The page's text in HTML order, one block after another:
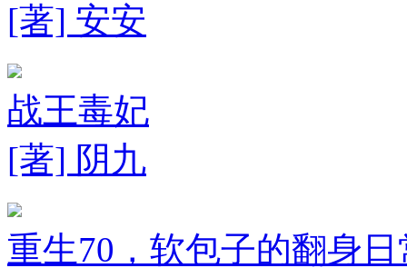
[著] 安安
战王毒妃
[著] 阴九
重生70，软包子的翻身日